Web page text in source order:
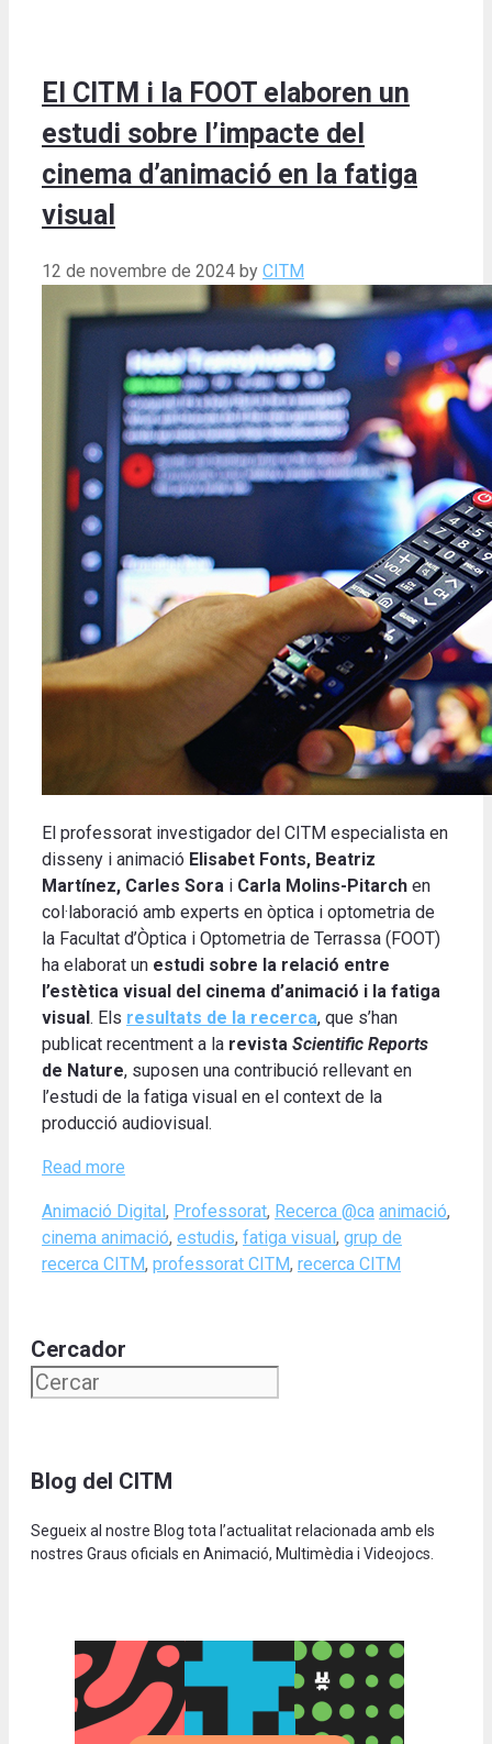
El CITM i la FOOT elaboren un
estudi sobre l’impacte del
cinema d’animació en la fatiga
visual
12 de novembre de 2024 by CITM
El professorat investigador del CITM especialista en
disseny i animació Elisabet Fonts, Beatriz
Martínez, Carles Sora i Carla Molins-Pitarch en
col·laboració amb experts en òptica i optometria de
la Facultat d’Òptica i Optometria de Terrassa (FOOT)
ha elaborat un estudi sobre la relació entre
l’estètica visual del cinema d’animació i la fatiga
visual. Els resultats de la recerca, que s’han
publicat recentment a la revista Scientific Reports
de Nature, suposen una contribució rellevant en
l’estudi de la fatiga visual en el context de la
producció audiovisual.
Read more
Categories
Animació Digital, Professorat, Recerca @ca Tags
animació,
cinema animació, estudis, fatiga visual, grup de
recerca CITM, professorat CITM, recerca CITM
Cercador
Blog del CITM
Segueix al nostre Blog tota l’actualitat relacionada amb els
nostres Graus oficials en Animació, Multimèdia i Videojocs.